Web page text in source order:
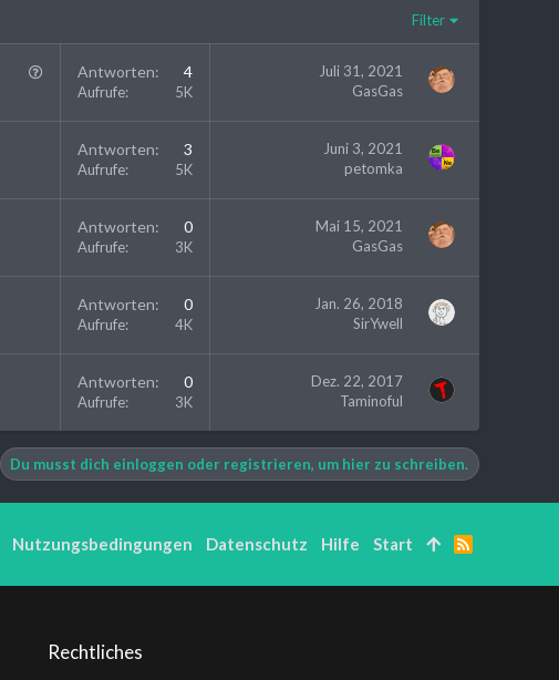
Filter
Antworten 4
Aufrufe 5K
Juli 31, 2021
GasGas
Antworten 3
Aufrufe 5K
Juni 3, 2021
petomka
Antworten 0
Aufrufe 3K
Mai 15, 2021
GasGas
Antworten 0
Aufrufe 4K
Jan. 26, 2018
SirYwell
Antworten 0
Aufrufe 3K
Dez. 22, 2017
Taminoful
Du musst dich einloggen oder registrieren, um hier zu schreiben.
Rechtliches
Nutzungsbedingungen Datenschutz Hilfe Start
R